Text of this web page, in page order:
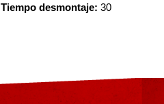
Tiempo desmontaje: 30